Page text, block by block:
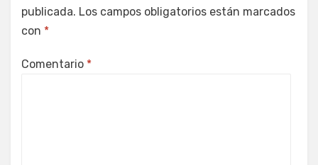
publicada. Los campos obligatorios están marcados
con *
Comentario *